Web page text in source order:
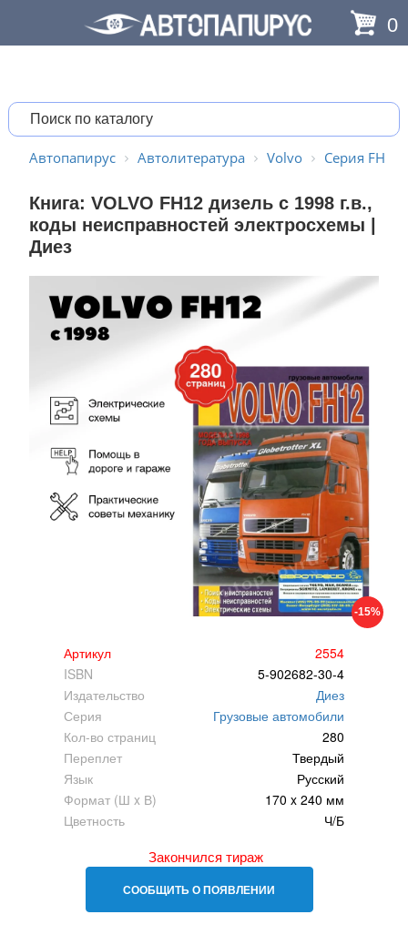
0
Автопапирус Автолитература Volvo Серия FH
Книга: VOLVO FH12 дизель с 1998 г.в.,
коды неисправностей электросхемы |
Диез
-15%
Артикул
2554
ISBN
5-902682-30-4
Издательство
Диез
Серия
Грузовые автомобили
Кол-во страниц
280
Переплет
Твердый
Язык
Русский
Формат (Ш x В)
170 x 240 мм
Цветность
Ч/Б
Закончился тираж
СООБЩИТЬ О ПОЯВЛЕНИИ